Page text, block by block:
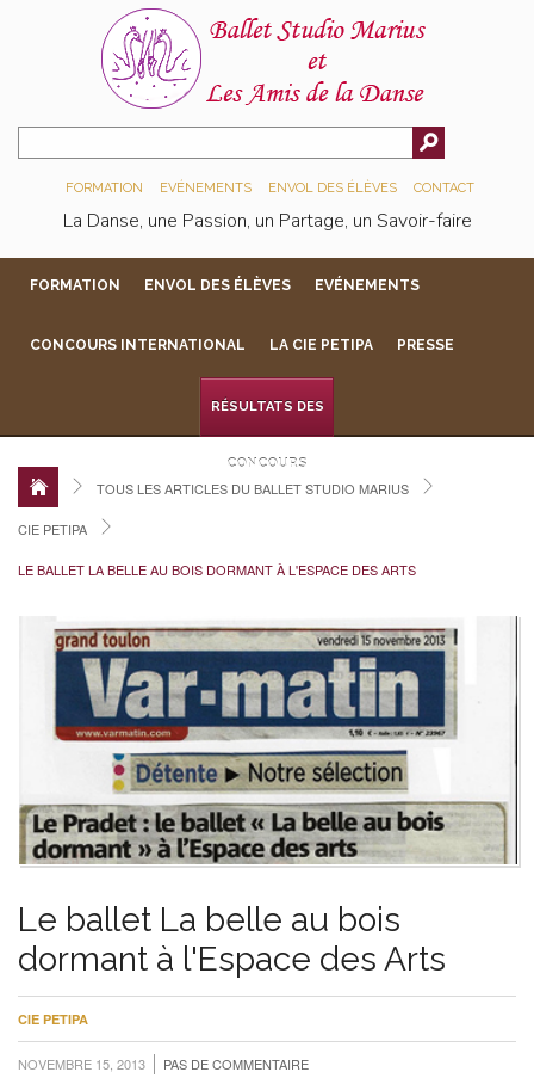
FORMATION EVÉNEMENTS ENVOL DES ÉLÈVES CONTACT
La Danse, une Passion, un Partage, un Savoir-faire
FORMATION ENVOL DES ÉLÈVES EVÉNEMENTS
CONCOURS INTERNATIONAL LA CIE PETIPA PRESSE
RÉSULTATS DES
CONCOURS
TOUS LES ARTICLES DU BALLET STUDIO MARIUS
CIE PETIPA
LE BALLET LA BELLE AU BOIS DORMANT À L'ESPACE DES ARTS
Le ballet La belle au bois
dormant à l'Espace des Arts
CIE PETIPA
NOVEMBRE 15, 2013 PAS DE COMMENTAIRE